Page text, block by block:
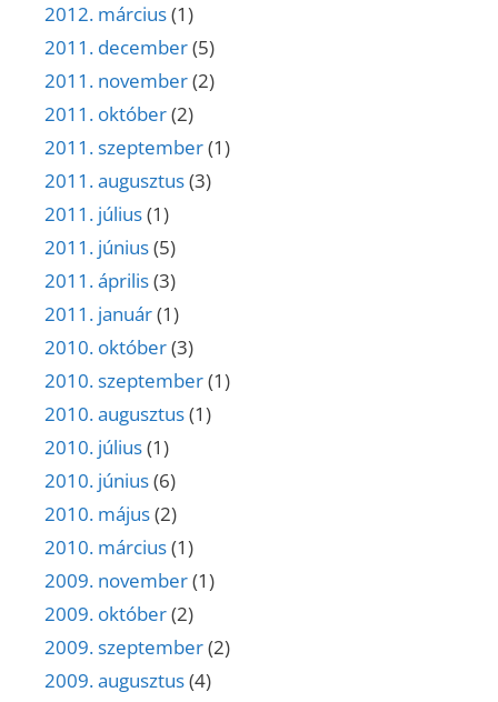
2012. március(1)
2011. december(5)
2011. november(2)
2011. október(2)
2011. szeptember(1)
2011. augusztus(3)
2011. július(1)
2011. június(5)
2011. április(3)
2011. január(1)
2010. október(3)
2010. szeptember(1)
2010. augusztus(1)
2010. július(1)
2010. június(6)
2010. május(2)
2010. március(1)
2009. november(1)
2009. október(2)
2009. szeptember(2)
2009. augusztus(4)